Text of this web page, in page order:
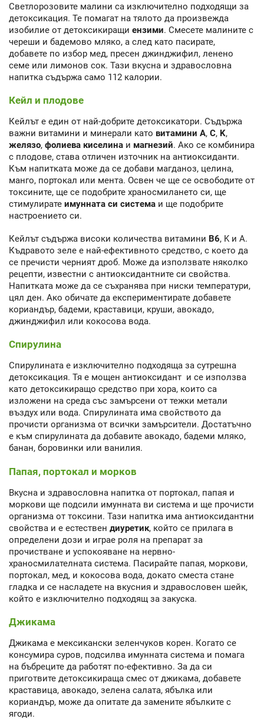
Светлорозовите малини са изключително подходящи за
детоксикация. Те помагат на тялото да произвежда
изобилие от детоксикиращи ензими. Смесете малините с
череши и бадемово мляко, а след като пасирате,
добавете по избор мед, пресен джинджифил, ленено
семе или лимонов сок. Тази вкусна и здравословна
напитка съдържа само 112 калории.
Кейл и плодове
Кейлът е един от най-добрите детоксикатори. Съдържа
важни витамини и минерали като витамини A, C, K,
желязо, фолиева киселина и магнезий. Ако се комбинира
с плодове, става отличен източник на антиоксиданти.
Към напитката може да се добави магданоз, целина,
манго, портокал или мента. Освен че ще се освободите от
токсините, ще се подобрите храносмилането си, ще
стимулирате имунната си система и ще подобрите
настроението си.
Кейлът съдържа високи количества витамини B6, K и A.
Къдравото зеле е най-ефективното средство, с което да
се пречисти черният дроб. Може да използвате няколко
рецепти, известни с антиоксидантните си свойства.
Напитката може да се съхранява при ниски температури,
цял ден. Ако обичате да експериментирате добавете
кориандър, бадеми, краставици, круши, авокадо,
джинджифил или кокосова вода.
Спирулина
Спирулината е изключително подходяща за сутрешна
детоксикация. Тя е мощен антиоксидант и се използва
като детоксикиращо средство при хора, които са
изложени на среда със замърсени от тежки метали
въздух или вода. Спирулината има свойството да
прочисти организма от всички замърсители. Достатъчно
е към спирулината да добавите авокадо, бадеми мляко,
банан, боровинки или ванилия.
Папая, портокал и морков
Вкусна и здравословна напитка от портокал, папая и
моркови ще подсили имунната ви система и ще прочисти
организма от токсини. Тази напитка има антиоксидантни
свойства и е естествен диуретик, който се прилага в
определени дози и играе роля на препарат за
прочистване и успокояване на нервно-
храносмилателната система. Пасирайте папая, моркови,
портокал, мед, и кокосова вода, докато сместа стане
гладка и се насладете на вкусния и здравословен шейк,
който е изключително подходящ за закуска.
Джикама
Джикама е мексикански зеленчуков корен. Когато се
консумира суров, подсилва имунната система и помага
на бъбреците да работят по-ефективно. За да си
приготвите детоксикираща смес от джикама, добавете
краставица, авокадо, зелена салата, ябълка или
кориандър, може да опитате да замените ябълките с
ягоди.